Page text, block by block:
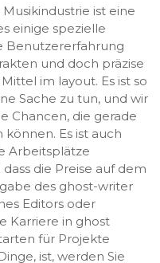
ist eine
einige spezielle
Benutzererfahrung
und doch präzise
im layout. Es ist so
Sache zu tun, und wir
Chancen, die gerade
Es ist auch
Arbeitsplätze
die Preise auf dem
des ghost-writer
Editors oder
Karriere in ghost
für Projekte
ist, werden Sie